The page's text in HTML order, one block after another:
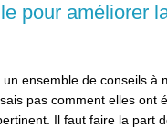
pour améliorer
ensemble de conseils à
pas comment elles ont
Il faut faire la part